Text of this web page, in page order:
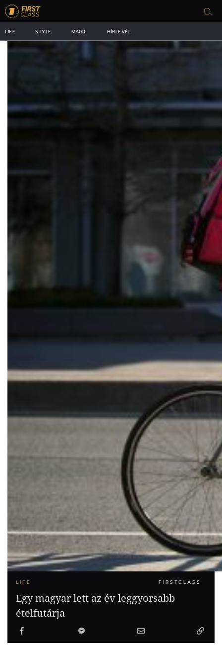
LIFE STYLE MAGIC HÍRLEVÉL
LIFE FIRSTCLASS
Egy magyar lett az év leggyorsabb
ételfutárja